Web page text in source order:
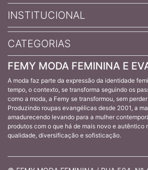
INSTITUCIONAL
CATEGORIAS
FEMY MODA FEMININA E
A moda faz parte da expressão da identidade
tempo, o contexto, se transforma seguindo os
como a moda, a Femy se transformou, sem
Produzindo roupas evangélicas desde 2001, a
amadurecendo levando para a mulher
produtos com o que há de mais novo e autêntico
qualidade, diversificação e sofisticação.